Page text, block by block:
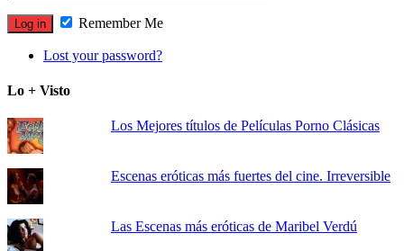
Remember Me
Lost your password?
Lo + Visto
Los Mejores títulos de Películas Porno Clásicas
Escenas eróticas más fuertes del cine. Irreversible
Las Escenas más eróticas de Maribel Verdú